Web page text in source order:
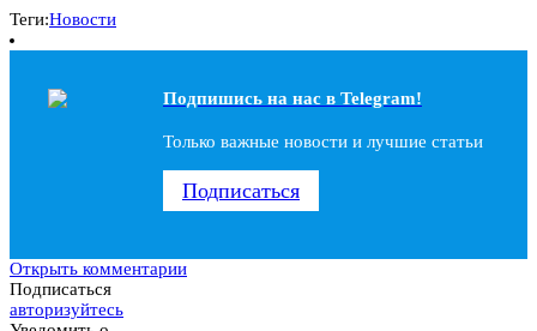
Теги:Новости
Подпишись на наc в Telegram!
Только важные новости и лучшие статьи
Подписаться
Открыть комментарии
Подписаться
авторизуйтесь